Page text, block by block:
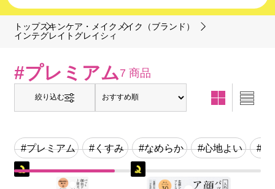
トップスキンケア・メイク メイク（ブランド）
インテグレイトグレイシィ
#プレミアム7 商品
絞り込む
#プレミアム #くすみ #なめらか #心地よい #無